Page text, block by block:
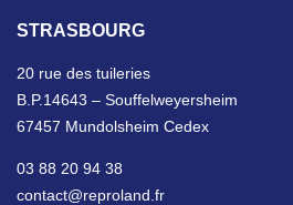
STRASBOURG
20 rue des tuileries
B.P.14643 – Souffelweyersheim
67457 Mundolsheim Cedex
03 88 20 94 38
contact@reproland.fr